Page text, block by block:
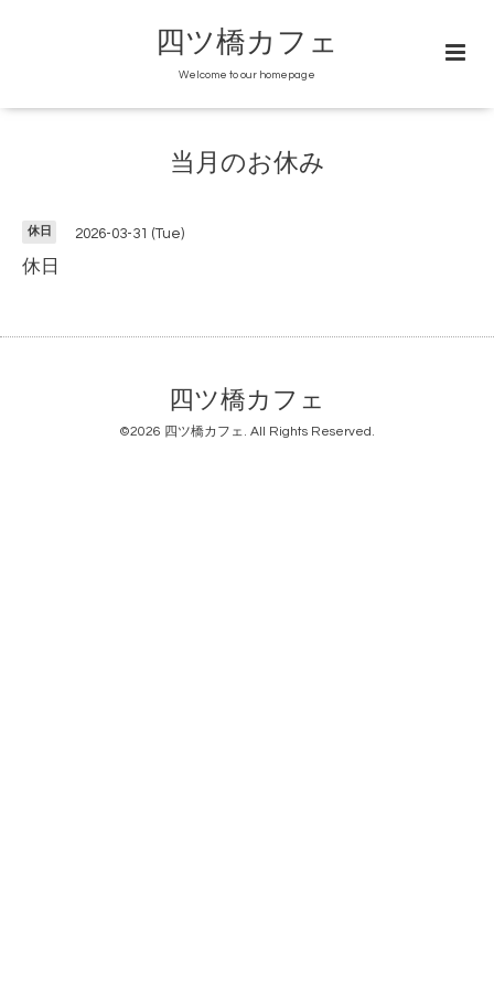
四ツ橋カフェ
Welcome to our homepage
当月のお休み
休日 2026-03-31 (Tue)
休日
四ツ橋カフェ
©2026 四ツ橋カフェ. All Rights Reserved.